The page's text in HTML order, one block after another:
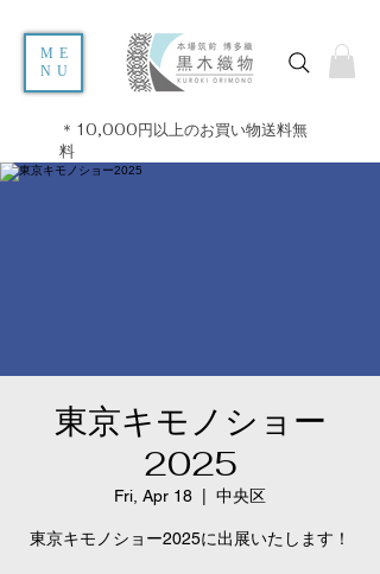
ME
NU
＊10,000円以上のお買い物送料無
料
東京キモノショー
2025
Fri, Apr 18 中央区
東京キモノショー2025に出展いたします！